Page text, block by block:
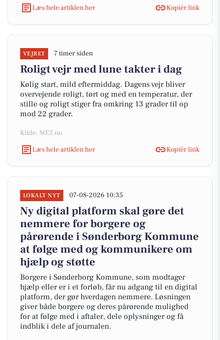
Læs hele artiklen her Kopiér link
VEJRET 7 timer siden
Roligt vejr med lune takter i dag
Kølig start, mild eftermiddag. Dagens vejr bliver
overvejende roligt, tørt og med en temperatur, der
stille og roligt stiger fra omkring 13 grader til op
mod 22 grader.
Kilde: MET.no
Læs hele artiklen her
Kopiér link
LOKALT NYT 07-08-2026 10:35
Ny digital platform skal gøre det
nemmere for borgere og
pårørende i Sønderborg Kommune
at følge med og kommunikere om
hjælp og støtte
Borgere i Sønderborg Kommune, som modtager
hjælp eller er i et forløb, får nu adgang til en digital
platform, der gør hverdagen nemmere. Løsningen
giver både borgere og deres pårørende mulighed
for at følge med i aftaler, dele oplysninger og få
indblik i dele af journalen.